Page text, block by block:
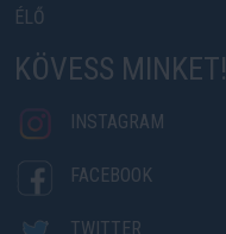
ÉLŐ
KÖVESS MINKET!
INSTAGRAM
FACEBOOK
TWITTER